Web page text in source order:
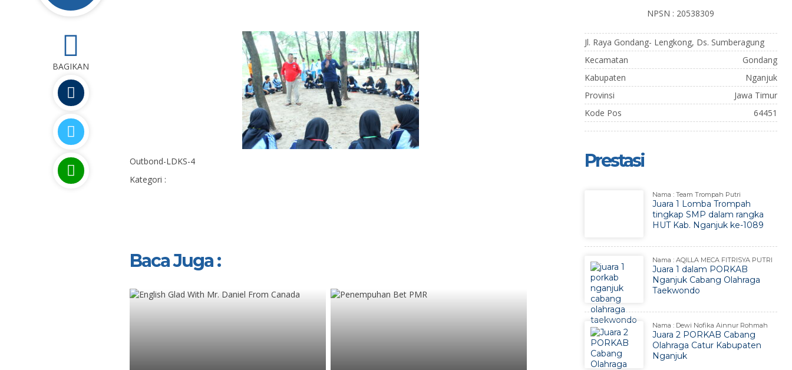
BAGIKAN
Outbond-LDKS-4
Kategori :
Baca Juga :
NPSN : 20538309
Jl. Raya Gondang- Lengkong, Ds. Sumberagung
Kecamatan
Gondang
Kabupaten
Nganjuk
Provinsi
Jawa Timur
Kode Pos
64451
Prestasi
Nama : Team Trompah Putri
Juara 1 Lomba Trompah
tingkap SMP dalam rangka
HUT Kab. Nganjuk ke-1089
Nama : AQILLA MECA FITRISYA PUTRI
Juara 1 dalam PORKAB
Nganjuk Cabang Olahraga
Taekwondo
Nama : Dewi Nofika Ainnur Rohmah
Juara 2 PORKAB Cabang
Olahraga Catur Kabupaten
Nganjuk